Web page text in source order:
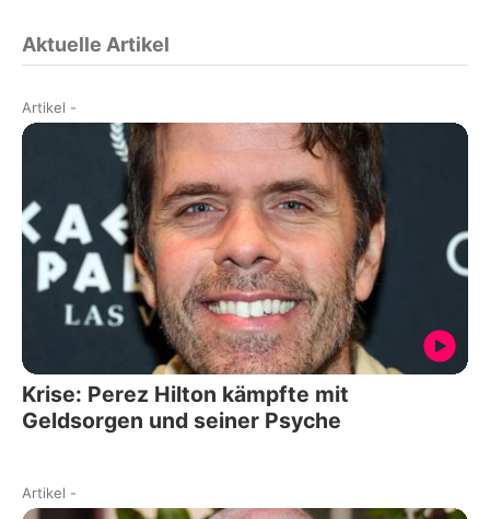
Aktuelle Artikel
Artikel -
Krise: Perez Hilton kämpfte mit
Geldsorgen und seiner Psyche
Artikel -